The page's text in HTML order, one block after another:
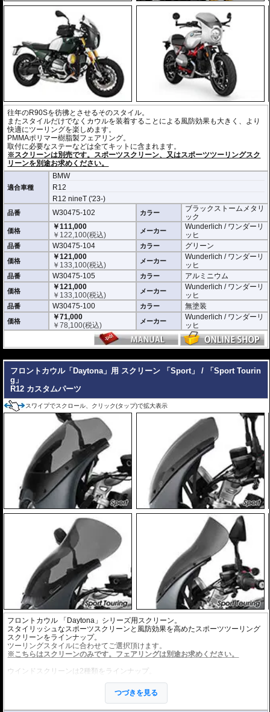
往年のR90Sを彷彿とさせるそのスタイル。
またスタイルだけでなくカウルを装着することによる風防効果も大きく、より
快適にツーリングを楽しめます。
PMMAポリマー樹脂製フェアリング。
取付に必要なステーなどは全てキットに含まれます。
※スクリーンは別売です。スポーツスクリーン、又はスポーツツーリングスク
リーンを別途お求めください。
適合車種
BMW
R12
R12 nineT ('23-)
品番 W30475-102 カラー
ブラックストームメタリ
ック
価格
￥111,000
￥ 122,100(税込) メーカー
Wunderlich / ワンダーリ
ッヒ
品番 W30475-104 カラー グリーン
価格
￥121,000
￥ 133,100(税込) メーカー
Wunderlich / ワンダーリ
ッヒ
品番 W30475-105 カラー アルミニウム
価格
￥121,000
￥ 133,100(税込) メーカー
Wunderlich / ワンダーリ
ッヒ
品番 W30475-100 カラー 無塗装
価格
￥71,000
￥78,100(税込) メーカー
Wunderlich / ワンダーリ
ッヒ
フロントカウル「Daytona」用 スクリーン 「Sport」 / 「Sport Tourin
g」
R12 カスタムパーツ
スワイプでスクロール、クリック(タップ)で拡大表示
フロントカウル 「Daytona」シリーズ用スクリーン。
スタイリッシュなスポーツスクリーンと風防効果を高めたスポーツツーリング
スクリーンをラインナップ。
ツーリングスタイルに合わせてご選択頂けます。
※こちらはスクリーンのみです。フェアリングは別途お求めください。
ウインドスクリーンは2種類をラインナップ。
つづきを見る